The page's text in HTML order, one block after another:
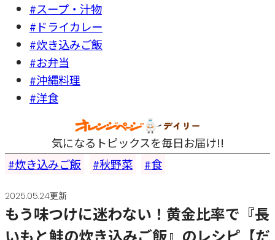
#スープ・汁物
#ドライカレー
#炊き込みご飯
#お弁当
#沖縄料理
#洋食
気になるトピックスを毎日お届け!!
炊き込みご飯
秋野菜 食
2025.05.24更新
もう味つけに迷わない！黄金比率で『長
いもと鮭の炊き込みご飯』のレシピ【だ